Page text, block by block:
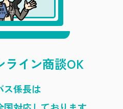
ライン商談OK
ス係長は